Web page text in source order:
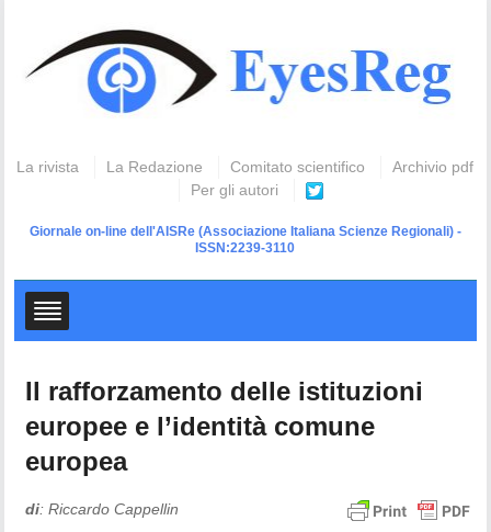
La rivista La Redazione Comitato scientifico
Archivio pdf
Per gli autori
Giornale on-line dell'AISRe (Associazione Italiana Scienze Regionali) -
ISSN:2239-3110
Il rafforzamento delle istituzioni
europee e l’identità comune
europea
di: Riccardo Cappellin